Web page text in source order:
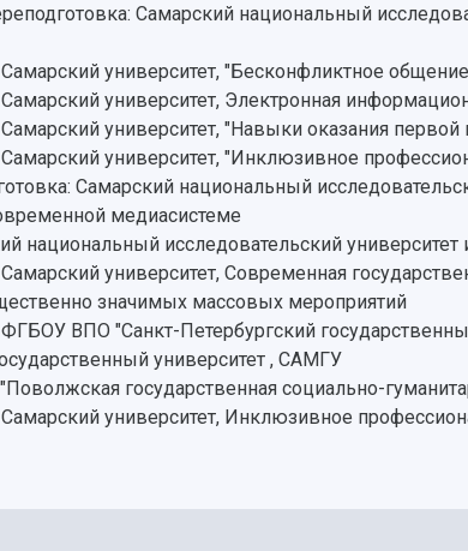
Самарский национальный
университет, "Бесконфликтное
университет, Электронная
университет, "Навыки оказания
университет, "Инклюзивное
Самарский национальный
медиасистеме
национальный исследовательский
университет, Современная
значимых массовых мероприятий
ВПО "Санкт-Петербургский
университет , САМГУ
государственная социально-
университет, Инклюзивное